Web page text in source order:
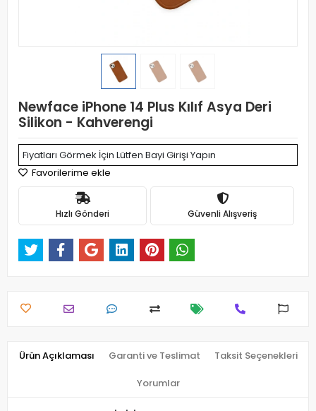
Newface iPhone 14 Plus Kılıf Asya Deri
Silikon - Kahverengi
Fiyatları Görmek İçin Lütfen Bayi Girişi Yapın
Favorilerime ekle
Hızlı Gönderi Güvenli Alışveriş
Ürün Açıklaması Garanti ve Teslimat Taksit Seçenekleri
Yorumlar